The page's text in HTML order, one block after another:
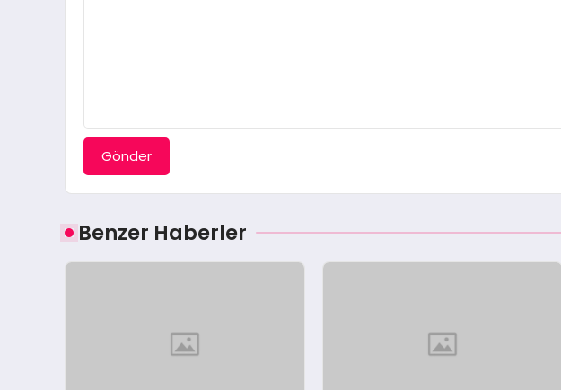
Gönder
Benzer Haberler